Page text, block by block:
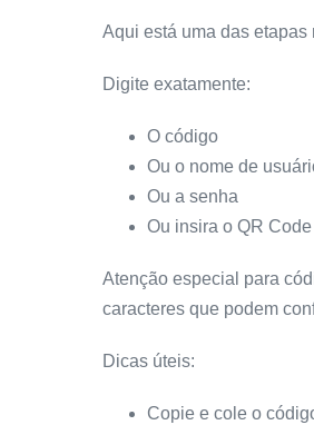
Aqui está uma das
Digite exatamente:
O código
Ou o nome de
Ou a senha
Ou insira o QR
Atenção especial para
caracteres que podem
Dicas úteis:
Copie e cole o